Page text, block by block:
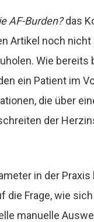
AF-Burden?das
Artikel noch
Wie bereits
ein Patient im
die über
der
in der
Frage, wie sich
manuelle